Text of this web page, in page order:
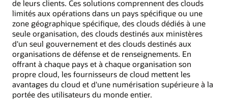
de leurs clients. Ces solutions comprennent des clouds
limités aux opérations dans un pays spécifique ou une
zone géographique spécifique, des clouds dédiés à une
seule organisation, des clouds destinés aux ministères
d'un seul gouvernement et des clouds destinés aux
organisations de défense et de renseignements. En
offrant à chaque pays et à chaque organisation son
propre cloud, les fournisseurs de cloud mettent les
avantages du cloud et d'une numérisation supérieure à la
portée des utilisateurs du monde entier.